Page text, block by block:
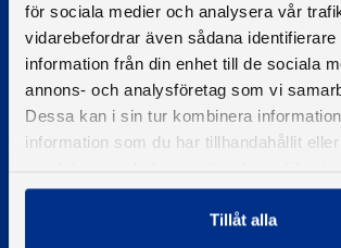
för sociala medier och analysera vår
vidarebefordrar även sådana identifierare
information från din enhet till de sociala
annons- och analysföretag som vi
Dessa kan i sin tur kombinera
information som du har tillhandahållit
Tillåt alla
© 2026 - Svenska Båtunionen